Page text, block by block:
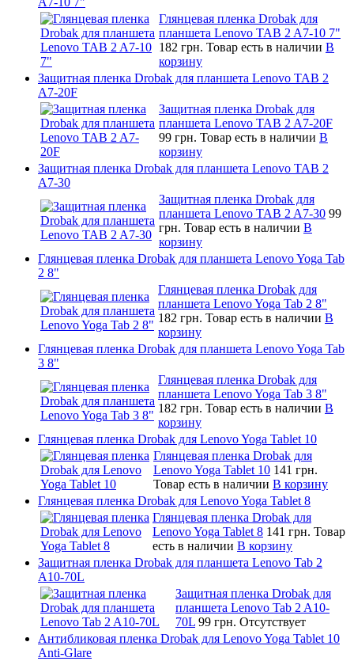
Глянцевая пленка Drobak для
планшета Lenovo TAB 2 A7-10 7"
182 грн. Товар есть в наличии В
корзину
Защитная пленка Drobak для планшета Lenovo TAB 2
A7-20F
Защитная пленка Drobak для
планшета Lenovo TAB 2 A7-20F
99 грн. Товар есть в наличии В
корзину
Защитная пленка Drobak для планшета Lenovo TAB 2
A7-30
Защитная пленка Drobak для
планшета Lenovo TAB 2 A7-30 99
грн. Товар есть в наличии В
корзину
Глянцевая пленка Drobak для планшета Lenovo Yoga Tab
2 8"
Глянцевая пленка Drobak для
планшета Lenovo Yoga Tab 2 8"
182 грн. Товар есть в наличии В
корзину
Глянцевая пленка Drobak для планшета Lenovo Yoga Tab
3 8"
Глянцевая пленка Drobak для
планшета Lenovo Yoga Tab 3 8"
182 грн. Товар есть в наличии В
корзину
Глянцевая пленка Drobak для Lenovo Yoga Tablet 10
Глянцевая пленка Drobak для
Lenovo Yoga Tablet 10 141 грн.
Товар есть в наличии В корзину
Глянцевая пленка Drobak для Lenovo Yoga Tablet 8
Глянцевая пленка Drobak для
Lenovo Yoga Tablet 8 141 грн. Товар
есть в наличии В корзину
Защитная пленка Drobak для планшета Lenovo Tab 2
A10-70L
Защитная пленка Drobak для
планшета Lenovo Tab 2 A10-
70L 99 грн. Отсутствует
Антибликовая пленка Drobak для Lenovo Yoga Tablet 10
Anti-Glare